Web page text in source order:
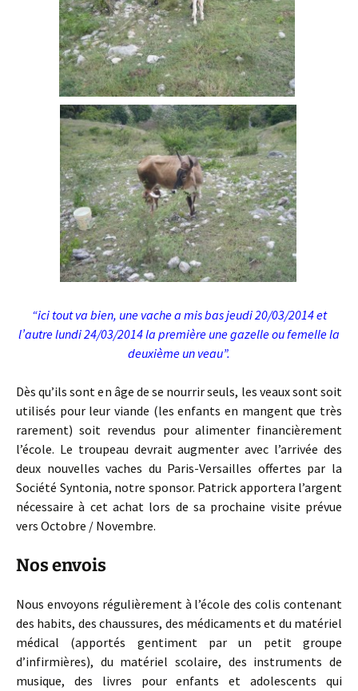
“ici tout va bien, une vache a mis bas jeudi 20/03/2014 et
l’autre lundi 24/03/2014 la première une gazelle ou femelle la
deuxième un veau”.
Dès qu’ils sont en âge de se nourrir seuls, les veaux sont soit
utilisés pour leur viande (les enfants en mangent que très
rarement) soit revendus pour alimenter financièrement
l’école. Le troupeau devrait augmenter avec l’arrivée des
deux nouvelles vaches du Paris-Versailles offertes par la
Société Syntonia, notre sponsor. Patrick apportera l’argent
nécessaire à cet achat lors de sa prochaine visite prévue
vers Octobre / Novembre.
Nos envois
Nous envoyons régulièrement à l’école des colis contenant
des habits, des chaussures, des médicaments et du matériel
médical (apportés gentiment par un petit groupe
d’infirmières), du matériel scolaire, des instruments de
musique, des livres pour enfants et adolescents qui